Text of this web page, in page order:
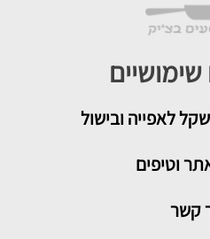
לאפייה ובישול
וטיפים
קשר